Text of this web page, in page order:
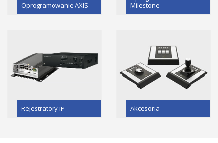
Oprogramowanie AXIS
Milestone
Rejestratory IP Akcesoria